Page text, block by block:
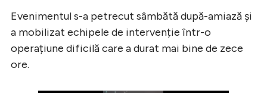
Evenimentul s-a petrecut sâmbătă după-amiază și
a mobilizat echipele de intervenție într-o
operațiune dificilă care a durat mai bine de zece
ore.